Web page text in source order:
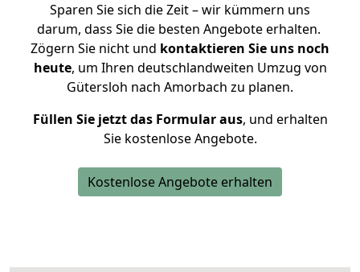
Sparen Sie sich die Zeit – wir kümmern uns
darum, dass Sie die besten Angebote erhalten.
Zögern Sie nicht und kontaktieren Sie uns noch
heute, um Ihren deutschlandweiten Umzug von
Gütersloh nach Amorbach zu planen.
Füllen Sie jetzt das Formular aus, und erhalten
Sie kostenlose Angebote.
Kostenlose Angebote erhalten